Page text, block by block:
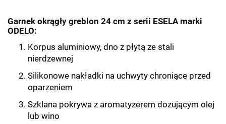
Garnek okrągły greblon 24 cm z serii ESELA marki
ODELO:
Korpus aluminiowy, dno z płytą ze stali
nierdzewnej
Silikonowe nakładki na uchwyty chroniące przed
oparzeniem
Szklana pokrywa z aromatyzerem dozującym olej
lub wino